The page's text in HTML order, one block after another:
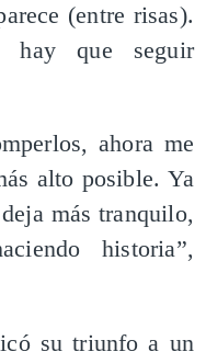
(entre risas).
hay que seguir
ahora me
alto posible. Ya
más tranquilo,
historia”,
su triunfo a un